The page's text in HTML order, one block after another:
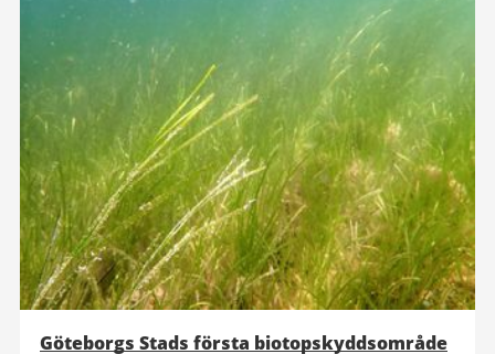
Göteborgs Stads första biotopskyddsområde